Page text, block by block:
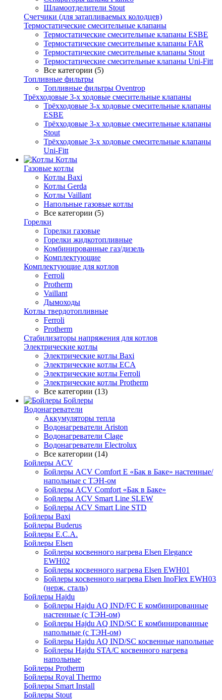
Шламоотделители Stout
Счетчики (для затапливаемых колодцев)
Термостатические смесительные клапаны
Термостатические смесительные клапаны ESBE
Термостатические смесительные клапаны FAR
Термостатические смесительные клапаны Stout
Термостатические смесительные клапаны Uni-Fitt
Все категории (5)
Топливные фильтры
Топливные фильтры Oventrop
Трёхходовые 3-х ходовые смесительные клапаны
Трёхходовые 3-х ходовые смесительные клапаны
ESBE
Трёхходовые 3-х ходовые смесительные клапаны
Stout
Трёхходовые 3-х ходовые смесительные клапаны
Uni-Fitt
Котлы
Газовые котлы
Котлы Baxi
Котлы Gerda
Котлы Vaillant
Напольные газовые котлы
Все категории (5)
Горелки
Горелки газовые
Горелки жидкотопливные
Комбинированные газ/дизель
Комплектующие
Комплектующие для котлов
Ferroli
Protherm
Vaillant
Дымоходы
Котлы твердотопливные
Ferroli
Protherm
Стабилизаторы напряжения для котлов
Электрические котлы
Электрические котлы Baxi
Электрические котлы ECA
Электрические котлы Ferroli
Электрические котлы Protherm
Все категории (13)
Бойлеры
Водонагреватели
Аккумуляторы тепла
Водонагреватели Ariston
Водонагреватели Clage
Водонагреватели Electrolux
Все категории (14)
Бойлеры ACV
Бойлеры ACV Comfort E «Бак в Баке» настенные/
напольные c ТЭН-ом
Бойлеры ACV Comfort «Бак в Баке»
Бойлеры ACV Smart Line SLEW
Бойлеры ACV Smart Line STD
Бойлеры Baxi
Бойлеры Buderus
Бойлеры E.C.A.
Бойлеры Elsen
Бойлеры косвенного нагрева Elsen Elegance
EWH02
Бойлеры косвенного нагрева Elsen EWH01
Бойлеры косвенного нагрева Elsen InoFlex EWH03
(нерж. сталь)
Бойлеры Hajdu
Бойлеры Hajdu AQ IND/FC E комбинированные
настенные (с ТЭН-ом)
Бойлеры Hajdu AQ IND/SC E комбинированные
напольные (с ТЭН-ом)
Бойлеры Hajdu AQ IND/SC косвенные напольные
Бойлеры Hajdu STA/C косвенного нагрева
напольные
Бойлеры Protherm
Бойлеры Royal Thermo
Бойлеры Smart Install
Бойлеры Stout